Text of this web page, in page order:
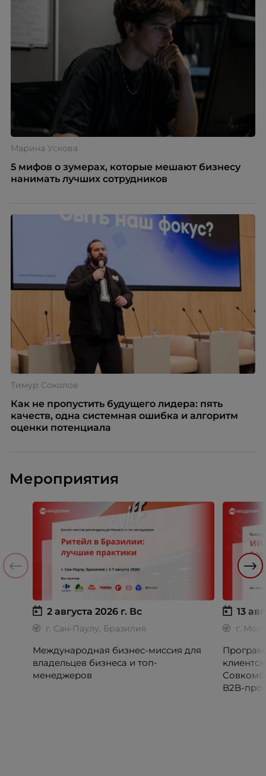
Марина Ускова
5 мифов о зумерах, которые мешают бизнесу
нанимать лучших сотрудников
Тимур Соколов
Как не пропустить будущего лидера: пять
качеств, одна системная ошибка и алгоритм
оценки потенциала
Мероприятия
2 августа 2026 г. Вс
г. Сан-Паулу, Бразилия
Международная бизнес-миссия для
владельцев бизнеса и топ-
менеджеров
13
г.
B2B-